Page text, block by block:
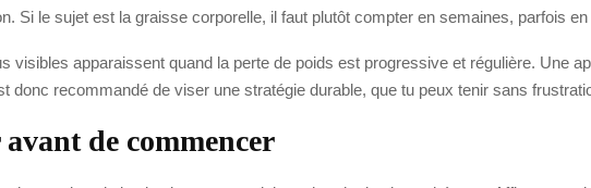
Si le sujet est la graisse corporelle, il faut plutôt compter en semaines, parfois
visibles apparaissent quand la perte de poids est progressive et régulière. Une
donc recommandé de viser une stratégie durable, que tu peux tenir sans
de commencer